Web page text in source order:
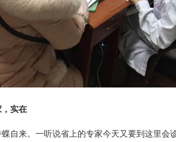
实在
自来。一听说省上的专家今天又要到这里会